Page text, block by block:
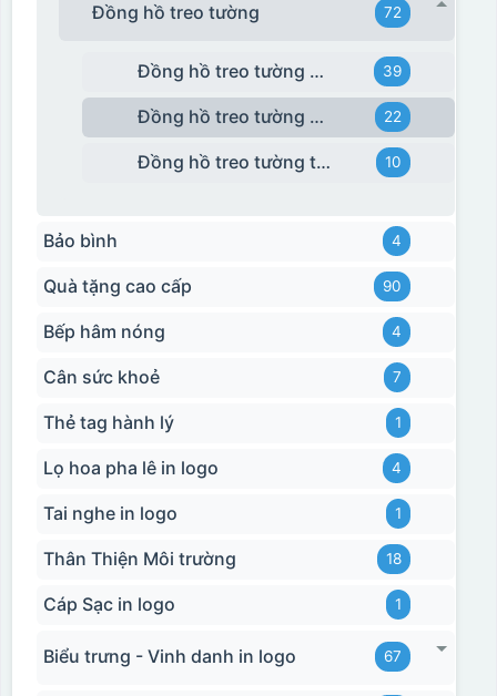
Đồng hồ treo tường 72
Đồng hồ treo tường giá rẻ 39
Đồng hồ treo tường Kashi 22
Đồng hồ treo tường tráng gương 10
Bảo bình 4
Quà tặng cao cấp 90
Bếp hâm nóng 4
Cân sức khoẻ 7
Thẻ tag hành lý 1
Lọ hoa pha lê in logo 4
Tai nghe in logo 1
Thân Thiện Môi trường 18
Cáp Sạc in logo 1
Biểu trưng - Vinh danh in logo 67